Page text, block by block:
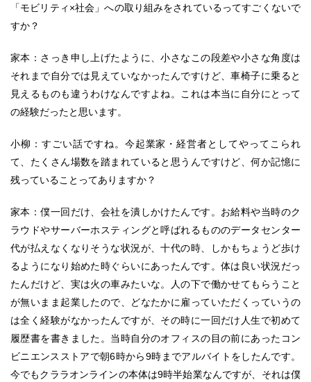
「モビリティ×社会」への取り組みをされているってすごくないで
すか？
家本：さっき申し上げたように、小さなこの段差や小さな角度は
それまで自分では見えていなかったんですけど、車椅子に乗ると
見えるものも違うわけなんですよね。これは本当に自分にとって
の経験だったと思います。
小柳：すごい話ですね。今起業家・経営者としてやってこられ
て、たくさん場数を踏まれていると思うんですけど、何か記憶に
残っていることってありますか？
家本：僕一回だけ、会社を潰しかけたんです。お給料や当時のク
ラウドやサーバーホスティングと呼ばれるもののデータセンター
代が払えなくなりそうな状況が、十代の時、しかもちょうど歩け
るようになり始めた時ぐらいにあったんです。体は良い状況だっ
たんだけど、実は火の車みたいな。人の下で働かせてもらうこと
が無いまま起業したので、どなたかに雇っていただくっていうの
は全く経験がなかったんですが、その時に一回だけ人生で初めて
履歴書を書きました。当時自分のオフィスの目の前にあったコン
ビニエンスストアで朝6時から9時までアルバイトをしたんです。
今でもクララオンラインの本体は9時半始業なんですが、それは僕